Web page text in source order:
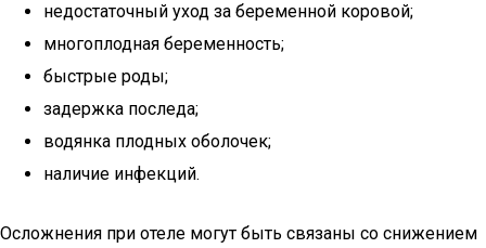
недостаточный уход за беременной коровой;
многоплодная беременность;
быстрые роды;
задержка последа;
водянка плодных оболочек;
наличие инфекций.
Осложнения при отеле могут быть связаны со снижением